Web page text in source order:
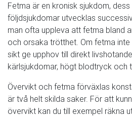
Fetma är en kronisk sjukdom,
följdsjukdomar utvecklas
man ofta uppleva att fetma bland
och orsaka trötthet. Om fetma
sikt ge upphov till direkt
kärlsjukdomar, högt blodtryck och
Övervikt och fetma förväxlas
är två helt skilda saker. För att
övervikt kan du till exempel räkna